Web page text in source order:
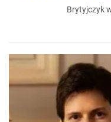
Brytyjczyk